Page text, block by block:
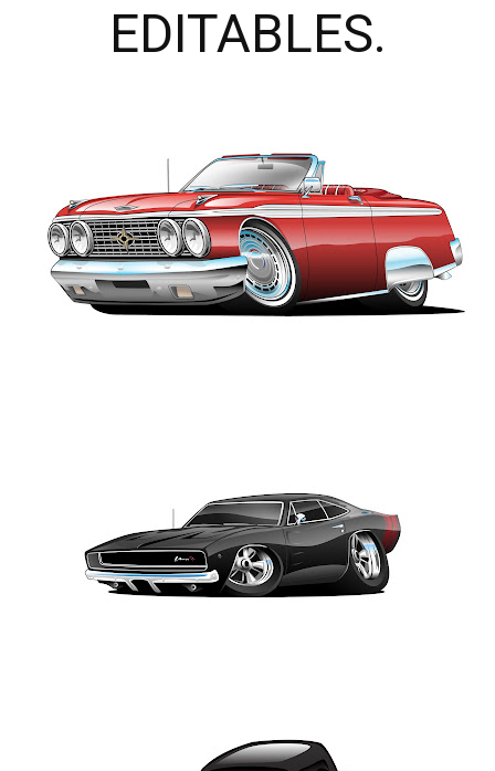
EDITABLES.